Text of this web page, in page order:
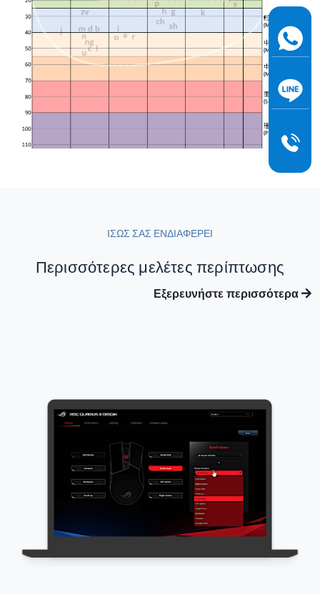
ΙΣΩΣ ΣΑΣ ΕΝΔΙΑΦΕΡΕΙ
Περισσότερες μελέτες περίπτωσης
Εξερευνήστε περισσότερα